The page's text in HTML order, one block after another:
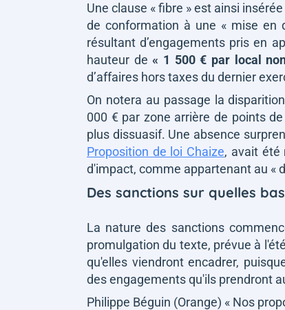
Une clause « fibre »est ainsi
de conformation à une « mise en
résultant d’engagements pris en
hauteur de« 1 500 € par local
d’affaires hors taxes du dernier
On notera au passage la
000 € par zone arrière de points
plus dissuasif. Une absence
Proposition de loi Chaize, avait été
d'impact, comme appartenant au «
Des sanctions sur quelles
La nature des sanctions
promulgation du texte, prévue à
qu'elles viendront encadrer,
des engagements qu'ils prendront
Philippe Béguin (Orange) « Nos